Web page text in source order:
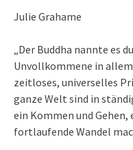
Julie Grahame
„Der Buddha nannte es
Unvollkommene in
zeitloses, universelles
ganze Welt sind in
ein Kommen und Gehen,
fortlaufende Wandel